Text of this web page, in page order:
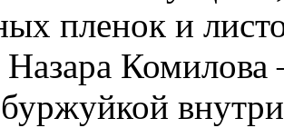
пленок и
Назара